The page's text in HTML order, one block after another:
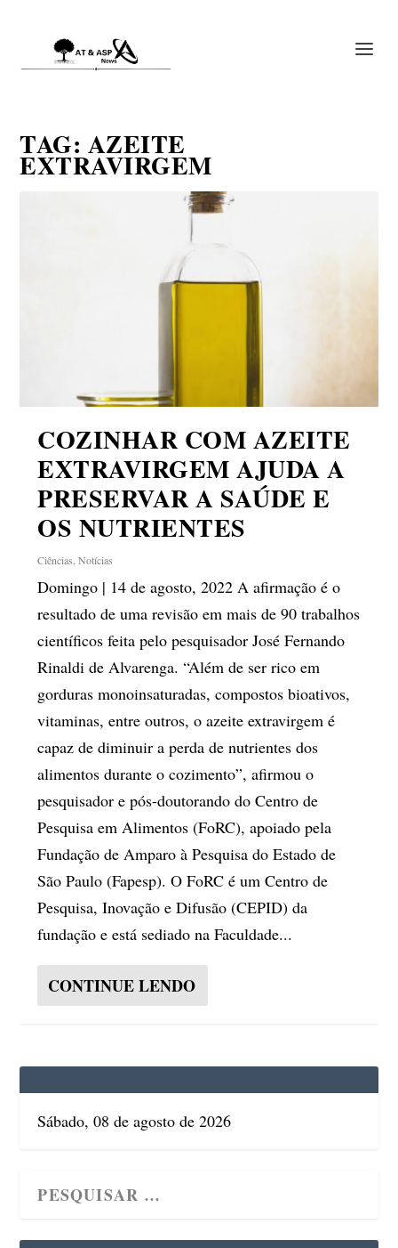
TAG: AZEITE
EXTRAVIRGEM
COZINHAR COM AZEITE
EXTRAVIRGEM AJUDA A
PRESERVAR A SAÚDE E
OS NUTRIENTES
Ciências ,Notícias
Domingo | 14 de agosto, 2022 A afirmação é o
resultado de uma revisão em mais de 90 trabalhos
científicos feita pelo pesquisador José Fernando
Rinaldi de Alvarenga. “Além de ser rico em
gorduras monoinsaturadas, compostos bioativos,
vitaminas, entre outros, o azeite extravirgem é
capaz de diminuir a perda de nutrientes dos
alimentos durante o cozimento”, afirmou o
pesquisador e pós-doutorando do Centro de
Pesquisa em Alimentos (FoRC), apoiado pela
Fundação de Amparo à Pesquisa do Estado de
São Paulo (Fapesp). O FoRC é um Centro de
Pesquisa, Inovação e Difusão (CEPID) da
fundação e está sediado na Faculdade...
CONTINUE LENDO
Sábado, 08 de agosto de 2026